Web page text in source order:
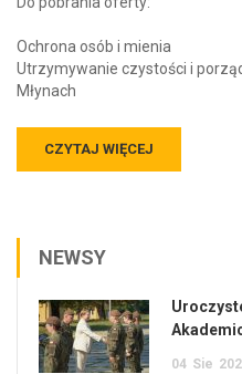
Ochrona osób i mienia
Utrzymywanie czystości i
Młynach
CZYTAJ WIĘCEJ
NEWSY
04 Sie